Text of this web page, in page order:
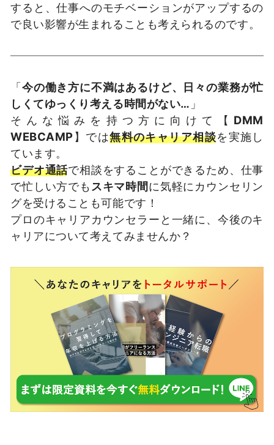
すると、仕事へのモチベーションがアップするの
で良い影響が生まれることも考えられるのです。
「今の働き方に不満はあるけど、日々の業務が忙
しくてゆっくり考える時間がない… 」
そんな悩みを持つ方に向けて【 DMM
WEBCAMP】では無料のキャリア相談を実施し
ています。
ビデオ通話で相談をすることができるため、仕事
で忙しい方でも スキマ時間に気軽にカウンセリン
グを受けることも可能です！
プロのキャリアカウンセラーと一緒に、今後のキ
ャリアについて考えてみませんか？